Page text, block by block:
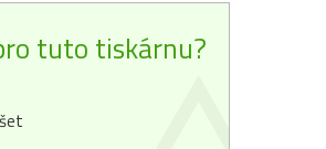
tuto tiskárnu?